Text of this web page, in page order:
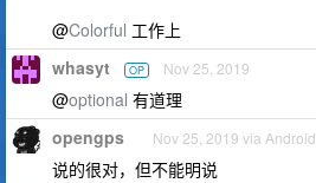
@Colorful 工作上
whasyt OP Nov 25, 2019
@optional 有道理
opengps Nov 25, 2019 via Android
说的很对，但不能明说